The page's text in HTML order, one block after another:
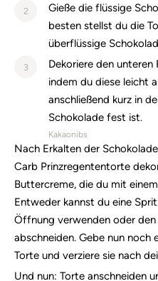
2
Gieße die flüssige
besten stellst du die
überflüssige
3
Dekoriere den unteren
indem du diese leicht
anschließend kurz in
Schokolade fest ist.
Kakaonibs
Nach Erkalten der
Carb Prinzregententorte
Buttercreme, die du mit
Entweder kannst du eine
Öffnung verwenden oder
abschneiden. Gebe nun noch
Torte und verziere sie nach
Und nun: Torte anschneiden